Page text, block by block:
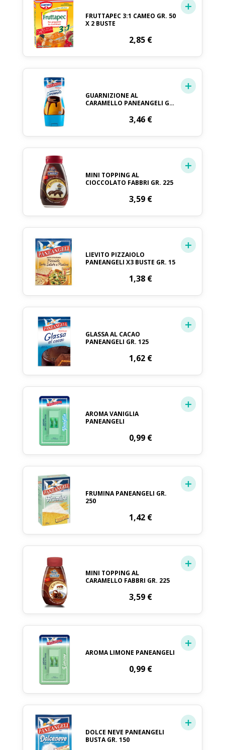
FRUTTAPEC 3:1 CAMEO GR. 50
X 2 BUSTE
2,85 €
GUARNIZIONE AL
CARAMELLO PANEANGELI GR.
3,46 €
MINI TOPPING AL
CIOCCOLATO FABBRI GR. 225
3,59 €
LIEVITO PIZZAIOLO
PANEANGELI X3 BUSTE GR. 15
1,38 €
GLASSA AL CACAO
PANEANGELI GR. 125
1,62 €
AROMA VANIGLIA
PANEANGELI
0,99 €
FRUMINA PANEANGELI GR.
250
1,42 €
MINI TOPPING AL
CARAMELLO FABBRI GR. 225
3,59 €
AROMA LIMONE PANEANGELI
0,99 €
DOLCE NEVE PANEANGELI
BUSTA GR. 150